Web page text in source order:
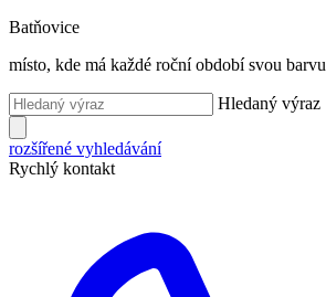
Batňovice
místo, kde má každé roční období svou barvu
Hledaný výraz
rozšířené vyhledávání
Rychlý kontakt